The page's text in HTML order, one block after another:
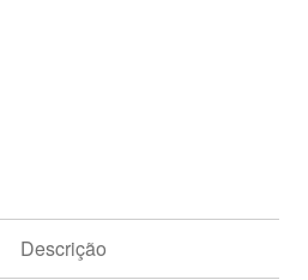
Descrição